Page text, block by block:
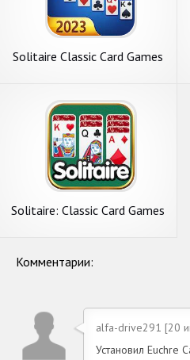
Solitaire Classic Card Games
Solitaire: Classic Card Games
Комментарии:
alfa-drive291 [20
Установил Euchre